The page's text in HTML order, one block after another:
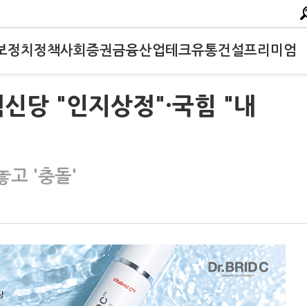
정치 정책사회 증권금융산업테크유통건설프리미엄
당 "인지상정"·국힘 "내
고 '충돌'